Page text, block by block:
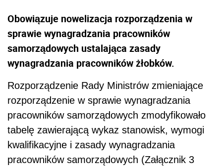
Obowiązuje nowelizacja rozporządzenia w
sprawie wynagradzania pracowników
samorządowych ustalająca zasady
wynagradzania pracowników żłobków.
Rozporządzenie Rady Ministrów zmieniające
rozporządzenie w sprawie wynagradzania
pracowników samorządowych zmodyfikowało
tabelę zawierającą wykaz stanowisk, wymogi
kwalifikacyjne i zasady wynagradzania
pracowników samorządowych (Załącznik 3